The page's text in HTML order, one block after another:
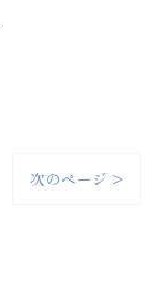
次のページ >